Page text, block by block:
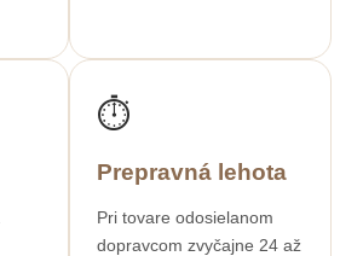
⏱️
Prepravná lehota
Pri tovare odosielanom
dopravcom zvyčajne 24 až